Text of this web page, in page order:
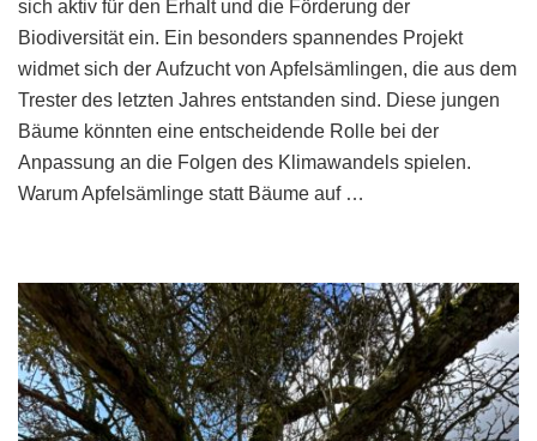
Apfelsämlinge
–
Beitrag
zur
Biodiversität
und
sich aktiv für den Erhalt und die Förderung der
Biodiversität ein. Ein besonders spannendes Projekt
widmet sich der Aufzucht von Apfelsämlingen, die aus dem
Trester des letzten Jahres entstanden sind. Diese jungen
Bäume könnten eine entscheidende Rolle bei der
Anpassung an die Folgen des Klimawandels spielen.
Warum Apfelsämlinge statt Bäume auf …